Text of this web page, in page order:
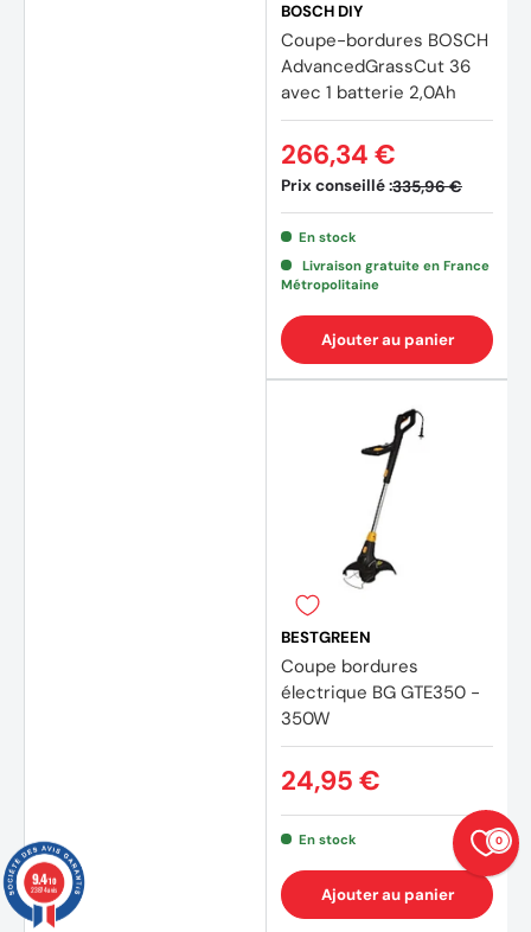
BOSCH DIY
Coupe-bordures BOSCH
AdvancedGrassCut 36
avec 1 batterie 2,0Ah
Prix conseillé :335,96 €
266,34 €
En stock
Livraison gratuite en France
Métropolitaine
Ajouter au panier
BESTGREEN
Coupe bordures
électrique BG GTE350 -
350W
24,95 €
En stock
Ajouter au panier
0
9.4/10
23874 avis